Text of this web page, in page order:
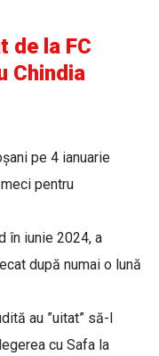
de la FC
Chindia
pe 4 ianuarie
pentru
în iunie 2024, a
după numai o lună
au ”uitat” să-l
cu Safa la